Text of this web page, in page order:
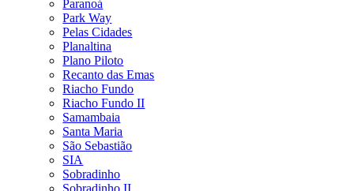
Paranoá
Park Way
Pelas Cidades
Planaltina
Plano Piloto
Recanto das Emas
Riacho Fundo
Riacho Fundo II
Samambaia
Santa Maria
São Sebastião
SIA
Sobradinho
Sobradinho II